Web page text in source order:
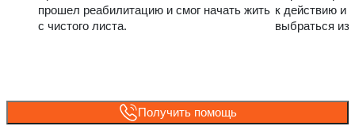
прошел реабилитацию и смог начать жить
с чистого листа.
к действию и
выбраться из
Получить помощь